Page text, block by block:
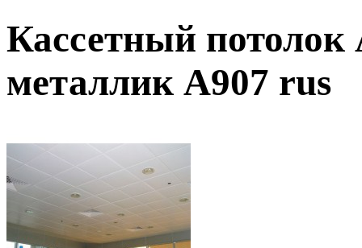
Кассетный
металлик А907 rus